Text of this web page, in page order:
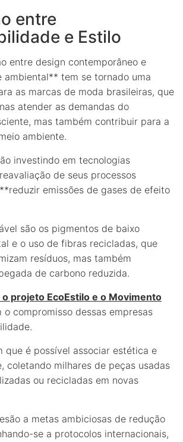
entre
e Estilo
entre design contemporâneo e
ambiental** tem se tornado uma
as marcas de moda brasileiras, que
atender as demandas do
mas também contribuir para a
ambiente.
investindo em tecnologias
de seus processos
emissões de gases de efeito
são os pigmentos de baixo
e o uso de fibras recicladas, que
resíduos, mas também
de carbono reduzida.
projeto EcoEstilo e o Movimento
o compromisso dessas empresas
que é possível associar estética e
coletando milhares de peças usadas
ou recicladas em novas
a metas ambiciosas de redução
se a protocolos internacionais,